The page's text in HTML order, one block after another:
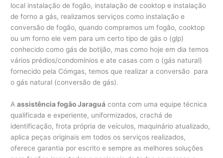
local instalação de fogão, instalação de cooktop e instalação
de forno a gás, realizamos serviços como instalação e
conversão de fogão, quando compramos um fogão, cooktop
ou um forno ele vem para um certo tipo de gás o (glp)
conhecido como gás de botijão, mas como hoje em dia temos
vários prédios/condomínios e ate casas com o (gás natural)
fornecido pela Cómgas, temos que realizar a conversão para
o gás natural (conversão de gás).
Aassistência fogão Jaraguá conta com uma equipe técnica
qualificada e experiente, uniformizados, crachá de
identificação, frota própria de veículos, maquinário atualizado,
aplica peças originais em todos os serviços realizados,
oferece garantia por escrito e sempre as melhores soluções